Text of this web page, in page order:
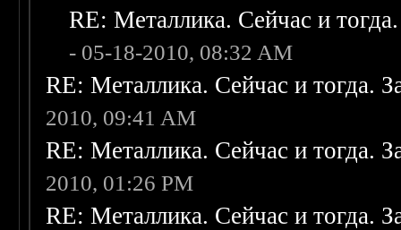
RE: Металлика. Сейчас и
- 05-18-2010, 08:32 AM
RE: Металлика. Сейчас и тогда.
2010, 09:41 AM
RE: Металлика. Сейчас и тогда.
2010, 01:26 PM
RE: Металлика. Сейчас и тогда.